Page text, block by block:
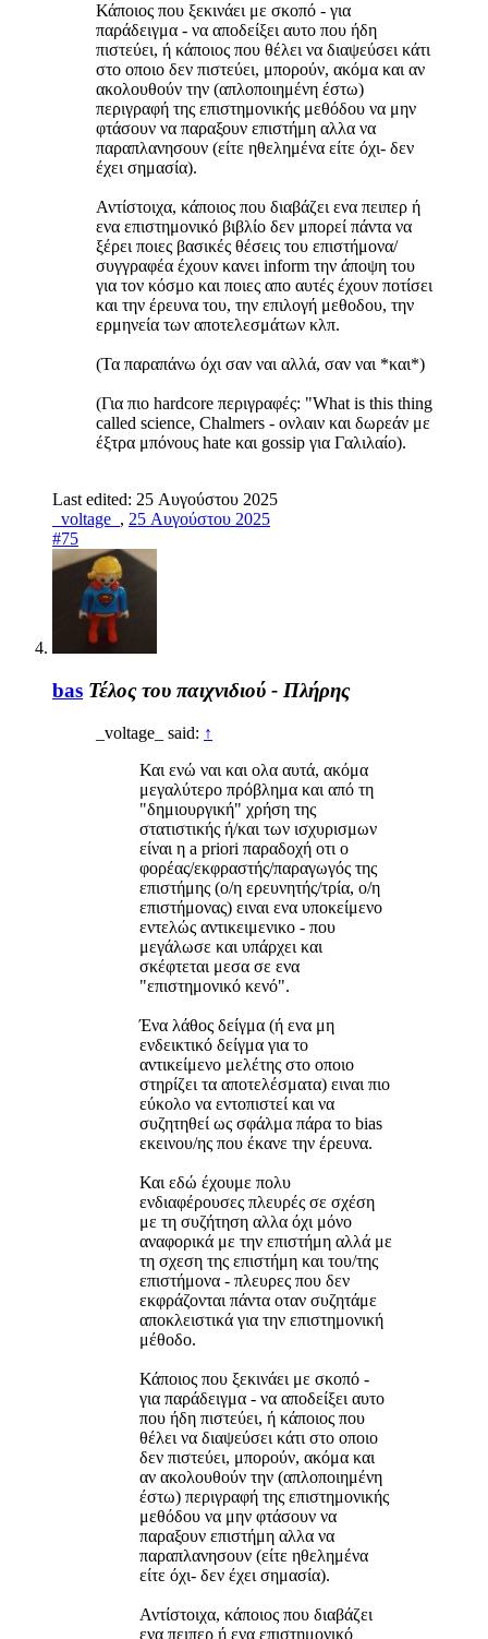
Κάποιος που ξεκινάει με σκοπό - για
παράδειγμα - να αποδείξει αυτο που ήδη
πιστεύει, ή κάποιος που θέλει να διαψεύσει κάτι
στο οποιο δεν πιστεύει, μπορούν, ακόμα και αν
ακολουθούν την (απλοποιημένη έστω)
περιγραφή της επιστημονικής μεθόδου να μην
φτάσουν να παραξουν επιστήμη αλλα να
παραπλανησουν (είτε ηθελημένα είτε όχι- δεν
έχει σημασία).
Αντίστοιχα, κάποιος που διαβάζει ενα πειπερ ή
ενα επιστημονικό βιβλίο δεν μπορεί πάντα να
ξέρει ποιες βασικές θέσεις του επιστήμονα/
συγγραφέα έχουν κανει inform την άποψη του
για τον κόσμο και ποιες απο αυτές έχουν ποτίσει
και την έρευνα του, την επιλογή μεθοδου, την
ερμηνεία των αποτελεσμάτων κλπ.
(Τα παραπάνω όχι σαν ναι αλλά, σαν ναι *και*)
(Για πιο hardcore περιγραφές: "What is this thing
called science, Chalmers - ονλαιν και δωρεάν με
έξτρα μπόνους hate και gossip για Γαλιλαίο).
Last edited: 25 Αυγούστου 2025
_voltage_ , 25 Αυγούστου 2025
#75
bas Τέλος του παιχνιδιού - Πλήρης
_voltage_ said: ↑
Και ενώ ναι και ολα αυτά, ακόμα
μεγαλύτερο πρόβλημα και από τη
"δημιουργική" χρήση της
στατιστικής ή/και των ισχυρισμων
είναι η a priori παραδοχή οτι ο
φορέας/εκφραστής/παραγωγός της
επιστήμης (ο/η ερευνητής/τρία, ο/η
επιστήμονας) ειναι ενα υποκείμενο
εντελώς αντικειμενικο - που
μεγάλωσε και υπάρχει και
σκέφτεται μεσα σε ενα
"επιστημονικό κενό".
Ένα λάθος δείγμα (ή ενα μη
ενδεικτικό δείγμα για το
αντικείμενο μελέτης στο οποιο
στηρίζει τα αποτελέσματα) ειναι πιο
εύκολο να εντοπιστεί και να
συζητηθεί ως σφάλμα πάρα το bias
εκεινου/ης που έκανε την έρευνα.
Και εδώ έχουμε πολυ
ενδιαφέρουσες πλευρές σε σχέση
με τη συζήτηση αλλα όχι μόνο
αναφορικά με την επιστήμη αλλά με
τη σχεση της επιστήμη και του/της
επιστήμονα - πλευρες που δεν
εκφράζονται πάντα οταν συζητάμε
αποκλειστικά για την επιστημονική
μέθοδο.
Κάποιος που ξεκινάει με σκοπό -
για παράδειγμα - να αποδείξει αυτο
που ήδη πιστεύει, ή κάποιος που
θέλει να διαψεύσει κάτι στο οποιο
δεν πιστεύει, μπορούν, ακόμα και
αν ακολουθούν την (απλοποιημένη
έστω) περιγραφή της επιστημονικής
μεθόδου να μην φτάσουν να
παραξουν επιστήμη αλλα να
παραπλανησουν (είτε ηθελημένα
είτε όχι- δεν έχει σημασία).
Αντίστοιχα, κάποιος που διαβάζει
ενα πειπερ ή ενα επιστημονικό